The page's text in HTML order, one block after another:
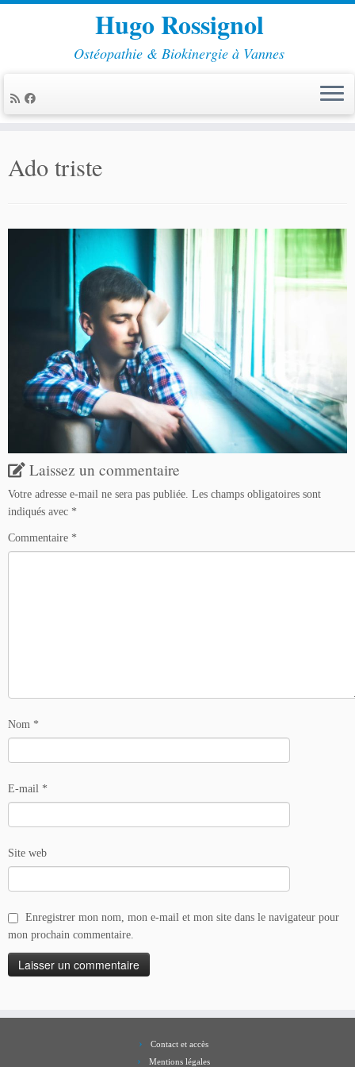
contenu
Hugo Rossignol
Ostéopathie & Biokinergie à Vannes
Ado triste
Laissez un commentaire
Votre adresse e-mail ne sera pas publiée. Les champs obligatoires sont
indiqués avec *
Commentaire *
Nom *
E-mail *
Site web
Enregistrer mon nom, mon e-mail et mon site dans le navigateur pour
mon prochain commentaire.
Contact et accès
Mentions légales